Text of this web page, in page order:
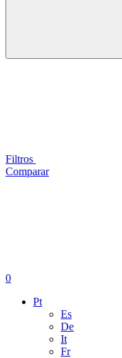
Filtros
Comparar
0
Pt
Es
De
It
Fr